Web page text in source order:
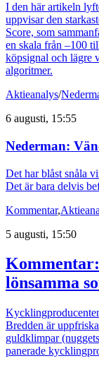
I den här artikeln
uppvisar den
Score, som
en skala från –100
köpsignal och lägre
algoritmer.
Aktieanalys/
6 augusti, 15:55
Nederman:
Det har blåst snåla
Det är bara delvis
Kommentar,
5 augusti, 15:50
lönsamma
Bredden är
guldklimpar
panerade